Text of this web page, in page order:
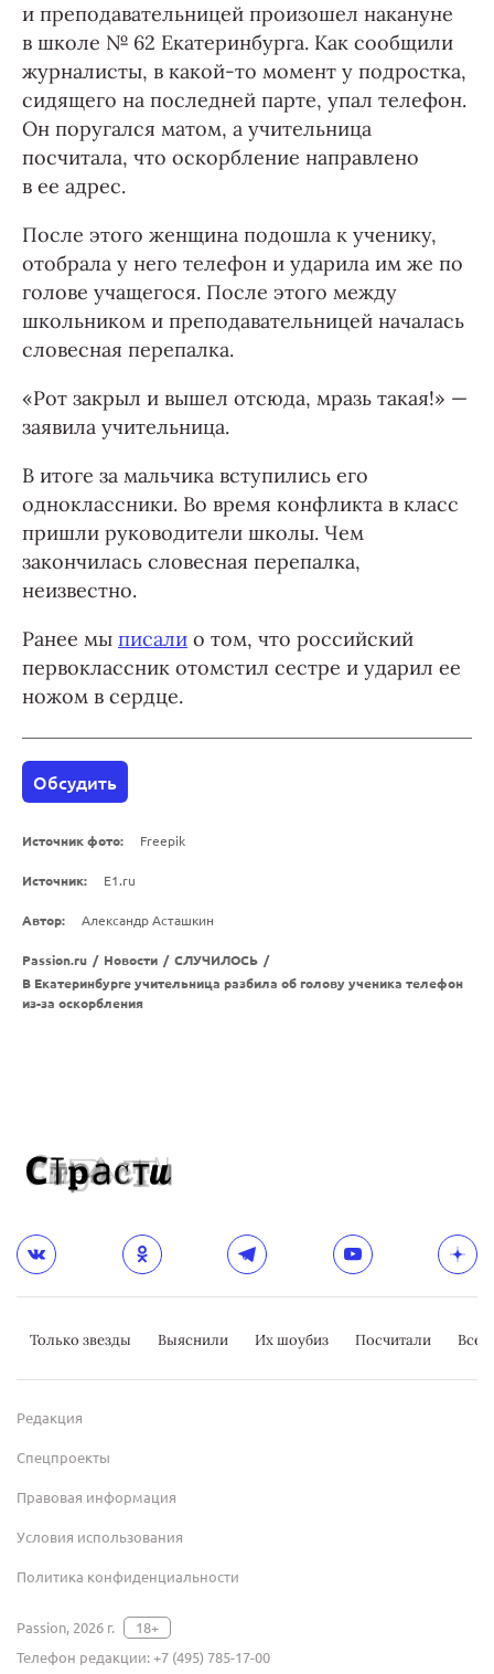
и преподавательницей произошел накануне
в школе № 62 Екатеринбурга. Как сообщили
журналисты, в какой-то момент у подростка,
сидящего на последней парте, упал телефон.
Он поругался матом, а учительница
посчитала, что оскорбление направлено
в ее адрес.
После этого женщина подошла к ученику,
отобрала у него телефон и ударила им же по
голове учащегося. После этого между
школьником и преподавательницей началась
словесная перепалка.
«Рот закрыл и вышел отсюда, мразь такая!» —
заявила учительница.
В итоге за мальчика вступились его
одноклассники. Во время конфликта в класс
пришли руководители школы. Чем
закончилась словесная перепалка,
неизвестно.
Ранее мы писали о том, что российский
первоклассник отомстил сестре и ударил ее
ножом в сердце.
Обсудить
Источник фото: Freepik
Источник: E1.ru
Автор: Александр Асташкин
Passion.ru / Новости / СЛУЧИЛОСЬ /
В Екатеринбурге учительница разбила об голову ученика телефон
из-за оскорбления
Только звезды Выяснили Их шоубиз Посчитали
Редакция
Спецпроекты
Правовая информация
Условия использования
Политика конфиденциальности
Passion, 2026 г.
18+
Телефон редакции:+7 (495) 785-17-00